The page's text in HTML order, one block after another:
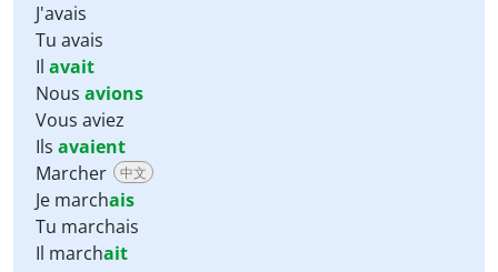
J'avais
Tu avais
Il avait
Nous avions
Vous aviez
Ils avaient
Marcher
中文
Je marchais
Tu marchais
Il marchait